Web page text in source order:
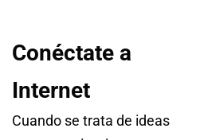
Conéctate a
Internet
Cuando se trata de ideas